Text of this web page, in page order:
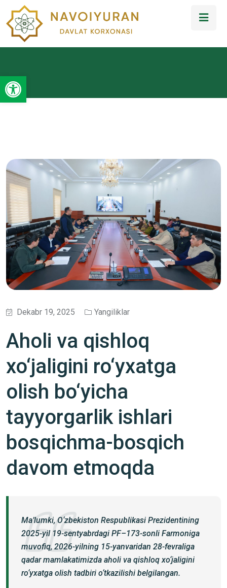
Open toolbar
Dekabr 19, 2025 Yangiliklar
Aholi va qishloq
xo‘jaligini ro‘yxatga
olish bo‘yicha
tayyorgarlik ishlari
bosqichma-bosqich
davom etmoqda
Ma’lumki, O‘zbekiston Respublikasi Prezidentining
2025-yil 19-sentyabrdagi PF–173-sonli Farmoniga
muvofiq, 2026-yilning 15-yanvaridan 28-fevraliga
qadar mamlakatimizda aholi va qishloq xo‘jaligini
ro‘yxatga olish tadbiri o‘tkazilishi belgilangan.